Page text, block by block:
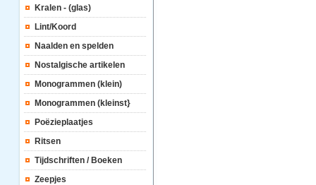
Kralen - (glas)
Lint/Koord
Naalden en spelden
Nostalgische artikelen
Monogrammen (klein)
Monogrammen (kleinst}
Poëzieplaatjes
Ritsen
Tijdschriften / Boeken
Zeepjes